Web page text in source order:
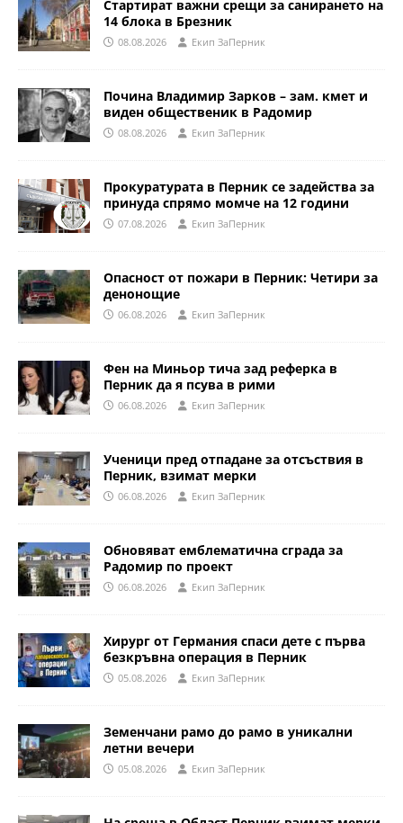
Стартират важни срещи за санирането на
14 блока в Брезник
08.08.2026 Eкип ЗаПерник
Почина Владимир Зарков – зам. кмет и
виден общественик в Радомир
08.08.2026 Eкип ЗаПерник
Прокуратурата в Перник се задейства за
принуда спрямо момче на 12 години
07.08.2026 Eкип ЗаПерник
Опасност от пожари в Перник: Четири за
денонощие
06.08.2026 Eкип ЗаПерник
Фен на Миньор тича зад реферка в
Перник да я псува в рими
06.08.2026 Eкип ЗаПерник
Ученици пред отпадане за отсъствия в
Перник, взимат мерки
06.08.2026 Eкип ЗаПерник
Обновяват емблематична сграда за
Радомир по проект
06.08.2026 Eкип ЗаПерник
Хирург от Германия спаси дете с първа
безкръвна операция в Перник
05.08.2026 Eкип ЗаПерник
Земенчани рамо до рамо в уникални
летни вечери
05.08.2026 Eкип ЗаПерник